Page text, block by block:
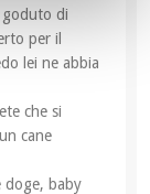
di
per il
lei ne abbia
che si
cane
doge, baby